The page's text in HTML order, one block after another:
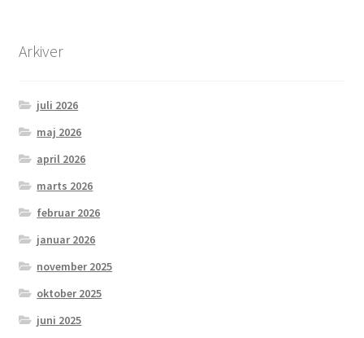
Arkiver
juli 2026
maj 2026
april 2026
marts 2026
februar 2026
januar 2026
november 2025
oktober 2025
juni 2025